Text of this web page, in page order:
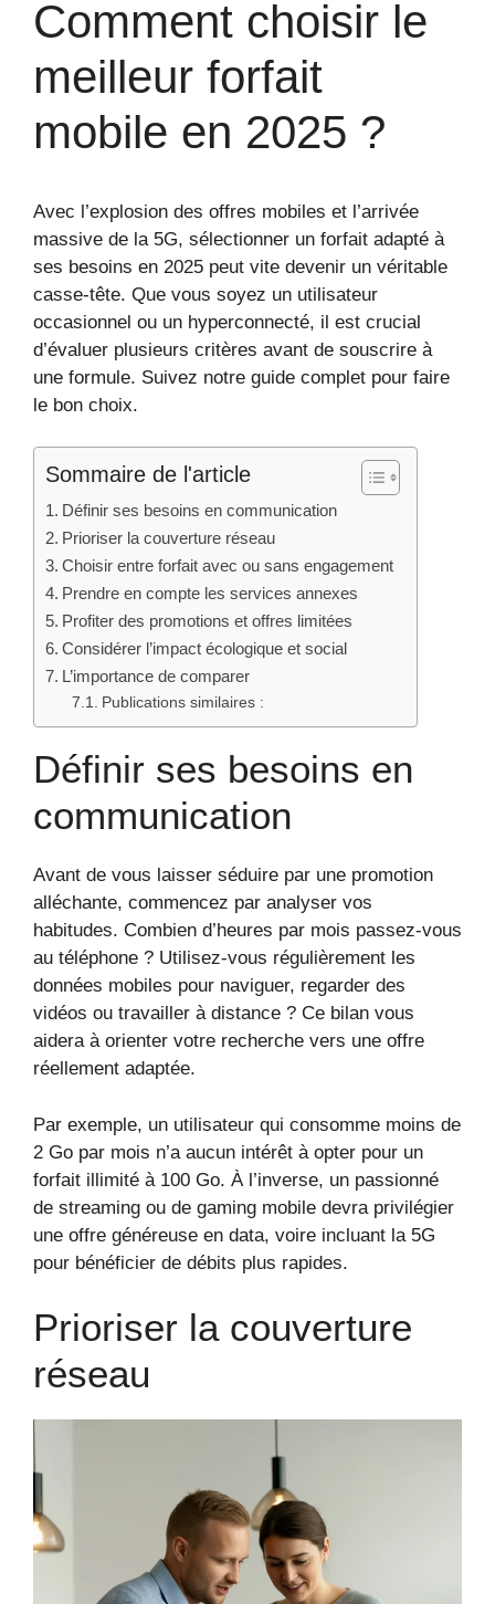
Comment choisir le
meilleur forfait
mobile en 2025 ?
Avec l’explosion des offres mobiles et l’arrivée
massive de la 5G, sélectionner un forfait adapté à
ses besoins en 2025 peut vite devenir un véritable
casse-tête. Que vous soyez un utilisateur
occasionnel ou un hyperconnecté, il est crucial
d’évaluer plusieurs critères avant de souscrire à
une formule. Suivez notre guide complet pour faire
le bon choix.
Sommaire de l'article
Définir ses besoins en communication
Prioriser la couverture réseau
Choisir entre forfait avec ou sans engagement
Prendre en compte les services annexes
Profiter des promotions et offres limitées
Considérer l’impact écologique et social
L’importance de comparer
Publications similaires :
Définir ses besoins en
communication
Avant de vous laisser séduire par une promotion
alléchante, commencez par analyser vos
habitudes. Combien d’heures par mois passez-vous
au téléphone ? Utilisez-vous régulièrement les
données mobiles pour naviguer, regarder des
vidéos ou travailler à distance ? Ce bilan vous
aidera à orienter votre recherche vers une offre
réellement adaptée.
Par exemple, un utilisateur qui consomme moins de
2 Go par mois n’a aucun intérêt à opter pour un
forfait illimité à 100 Go. À l’inverse, un passionné
de streaming ou de gaming mobile devra privilégier
une offre généreuse en data, voire incluant la 5G
pour bénéficier de débits plus rapides.
Prioriser la couverture
réseau